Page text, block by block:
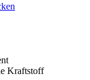
Kraftstoff